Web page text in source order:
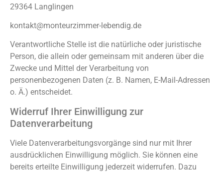
29364 Langlingen
kontakt@monteurzimmer-lebendig.de
Verantwortliche Stelle ist die natürliche oder juristische
Person, die allein oder gemeinsam mit anderen über die
Zwecke und Mittel der Verarbeitung von
personenbezogenen Daten (z. B. Namen, E-Mail-Adressen
o. Ä.) entscheidet.
Widerruf Ihrer Einwilligung zur
Datenverarbeitung
Viele Datenverarbeitungsvorgänge sind nur mit Ihrer
ausdrücklichen Einwilligung möglich. Sie können eine
bereits erteilte Einwilligung jederzeit widerrufen. Dazu